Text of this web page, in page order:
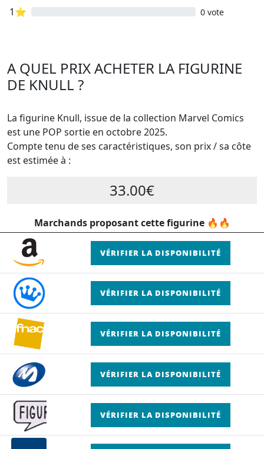
1⭐ 0 vote
A QUEL PRIX ACHETER LA FIGURINE
DE KNULL ?
La figurine Knull, issue de la collection Marvel Comics
est une POP sortie en octobre 2025.
Compte tenu de ses caractéristiques, son prix / sa côte
est estimée à :
33.00€
Marchands proposant cette figurine 🔥🔥
VÉRIFIER LA DISPONIBILITÉ
VÉRIFIER LA DISPONIBILITÉ
VÉRIFIER LA DISPONIBILITÉ
VÉRIFIER LA DISPONIBILITÉ
VÉRIFIER LA DISPONIBILITÉ